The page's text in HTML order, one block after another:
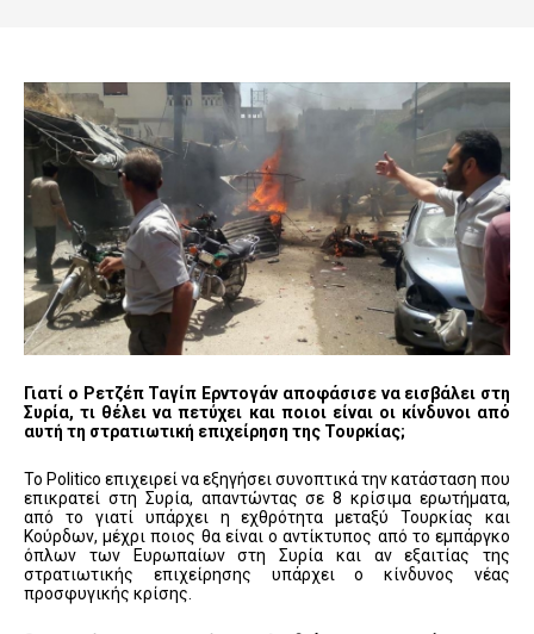
Γιατί ο Ρετζέπ Ταγίπ Ερντογάν αποφάσισε να εισβάλει στη
Συρία, τι θέλει να πετύχει και ποιοι είναι οι κίνδυνοι από
αυτή τη στρατιωτική επιχείρηση της Τουρκίας;
Το Politico επιχειρεί να εξηγήσει συνοπτικά την κατάσταση που
επικρατεί στη Συρία, απαντώντας σε 8 κρίσιμα ερωτήματα,
από το γιατί υπάρχει η εχθρότητα μεταξύ Τουρκίας και
Κούρδων, μέχρι ποιος θα είναι ο αντίκτυπος από το εμπάργκο
όπλων των Ευρωπαίων στη Συρία και αν εξαιτίας της
στρατιωτικής επιχείρησης υπάρχει ο κίνδυνος νέας
προσφυγικής κρίσης.